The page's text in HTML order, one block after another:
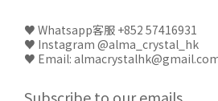
♥ Whatsapp客服 +852 57416931
♥ Instagram @alma_crystal_hk
♥ Email: